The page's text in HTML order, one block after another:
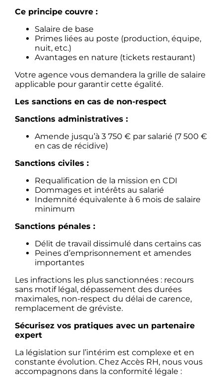
Ce principe couvre :
Salaire de base
Primes liées au poste (production, équipe,
nuit, etc.)
Avantages en nature (tickets restaurant)
Votre agence vous demandera la grille de salaire
applicable pour garantir cette égalité.
Les sanctions en cas de non-respect
Sanctions administratives :
Amende jusqu’à 3 750 € par salarié (7 500 €
en cas de récidive)
Sanctions civiles :
Requalification de la mission en CDI
Dommages et intérêts au salarié
Indemnité équivalente à 6 mois de salaire
minimum
Sanctions pénales :
Délit de travail dissimulé dans certains cas
Peines d’emprisonnement et amendes
importantes
Les infractions les plus sanctionnées : recours
sans motif légal, dépassement des durées
maximales, non-respect du délai de carence,
remplacement de gréviste.
Sécurisez vos pratiques avec un partenaire
expert
La législation sur l’intérim est complexe et en
constante évolution. Chez Accès RH, nous vous
accompagnons dans la conformité légale :